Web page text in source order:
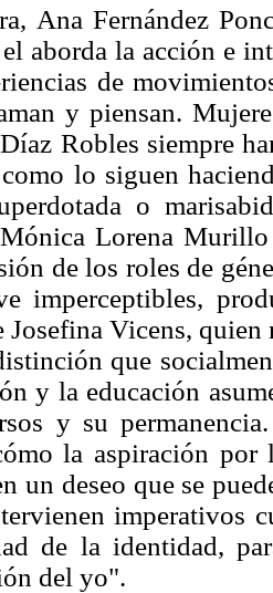
Ana Fernández
aborda la acción e
de
y piensan.
Robles siempre
lo siguen
o
Lorena
de los roles de
imperceptibles,
Josefina Vicens,
que
y la educación
y su
la aspiración
un deseo que se
imperativos
de la identidad,
del yo".